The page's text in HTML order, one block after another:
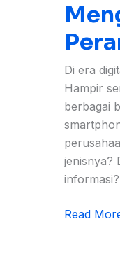
Di era
Hampir
berbagai
jenisnya?
informasi?
Read